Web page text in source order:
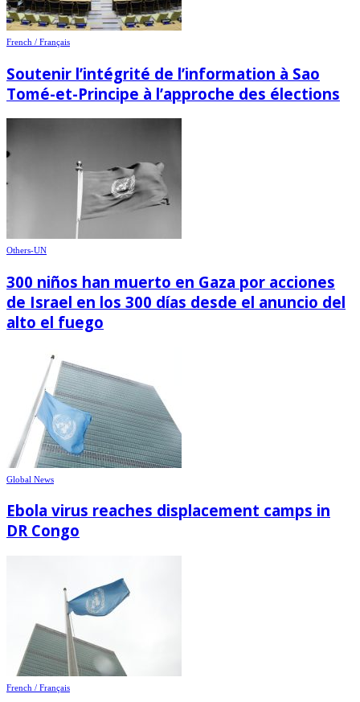
French / Français
Soutenir l’intégrité de l’information à Sao
Tomé-et-Principe à l’approche des élections
Others-UN
300 niños han muerto en Gaza por acciones
de Israel en los 300 días desde el anuncio del
alto el fuego
Global News
Ebola virus reaches displacement camps in
DR Congo
French / Français